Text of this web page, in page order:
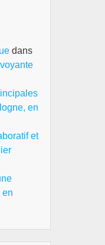
dans
en
et
en